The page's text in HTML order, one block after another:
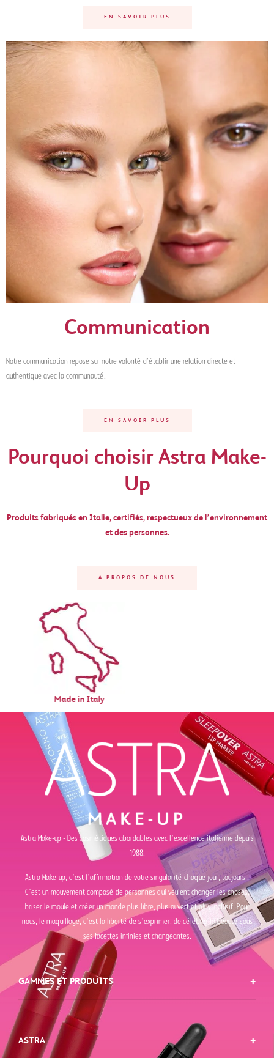
EN SAVOIR PLUS
Communication
Notre communication repose sur notre volonté d’établir une relation directe et
authentique avec la communauté.
EN SAVOIR PLUS
Pourquoi choisir Astra Make-
Up
Produits fabriqués en Italie, certifiés, respectueux de l’environnement
et des personnes.
A PROPOS DE NOUS
Astra Make-up - Des cosmétiques abordables avec l'excellence italienne depuis
1988.
Astra Make-up, c'est l'affirmation de votre singularité chaque jour, toujours !
C'est un mouvement composé de personnes qui veulent changer les choses,
briser le moule et créer un monde plus libre, plus ouvert et plus inclusif. Pour
nous, le maquillage, c'est la liberté de s'exprimer, de célébrer la beauté sous
ses facettes infinies et changeantes.
GAMMES ET PRODUITS
ASTRA